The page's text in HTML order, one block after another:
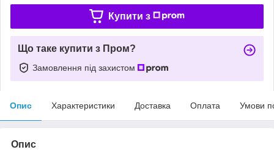
Купити з
Що таке купити з Пром?
Замовлення під захистом
Опис Характеристики Доставка Оплата Умови
Опис